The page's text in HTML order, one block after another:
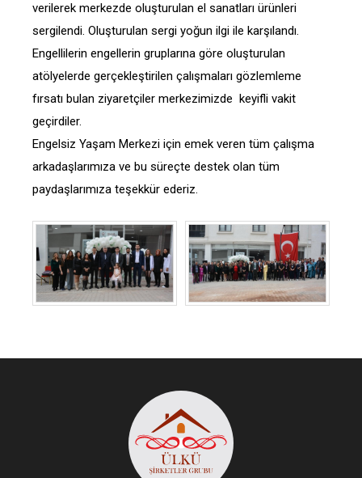
verilerek merkezde oluşturulan el sanatları ürünleri
sergilendi. Oluşturulan sergi yoğun ilgi ile karşılandı.
Engellilerin engellerin gruplarına göre oluşturulan
atölyelerde gerçekleştirilen çalışmaları gözlemleme
fırsatı bulan ziyaretçiler merkezimizde keyifli vakit
geçirdiler.
Engelsiz Yaşam Merkezi için emek veren tüm çalışma
arkadaşlarımıza ve bu süreçte destek olan tüm
paydaşlarımıza teşekkür ederiz.